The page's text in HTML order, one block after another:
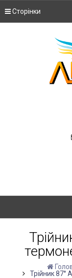
Сторінки
Трійник